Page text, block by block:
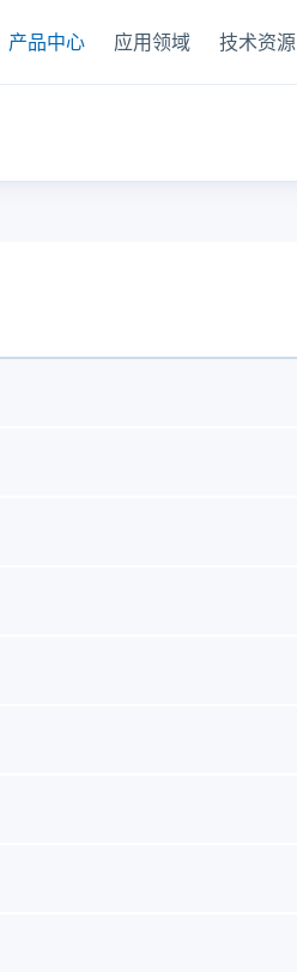
产品中心 应用领域 技术资源